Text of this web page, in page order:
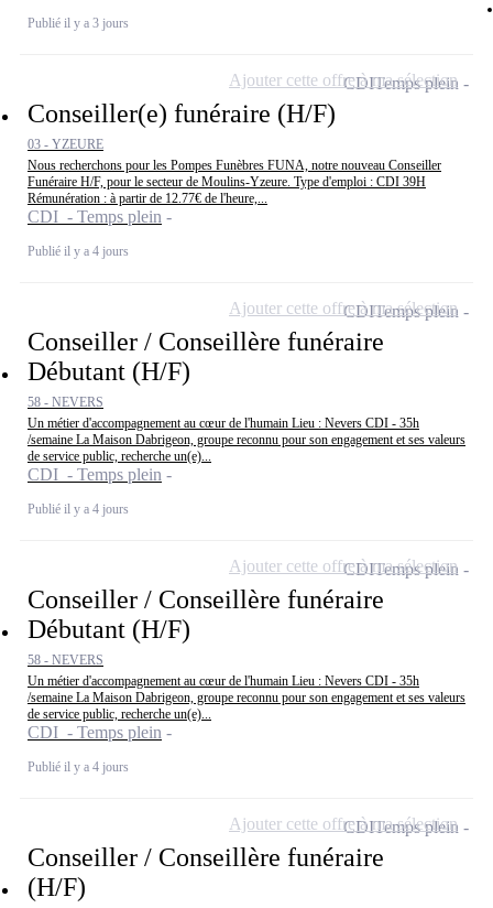
Publié il y a 3 jours
Conseiller(e) funéraire (H/F)
03 - YZEURE
Nous recherchons pour les Pompes Funèbres FUNA, notre nouveau Conseiller
Funéraire H/F, pour le secteur de Moulins-Yzeure. Type d'emploi : CDI 39H
Rémunération : à partir de 12.77€ de l'heure,...
CDI - Temps plein
Publié il y a 4 jours
CDITemps plein
Ajouter cette offre à ma sélection
Conseiller / Conseillère funéraire
Débutant (H/F)
58 - NEVERS
Un métier d'accompagnement au cœur de l'humain Lieu : Nevers CDI - 35h
/semaine La Maison Dabrigeon, groupe reconnu pour son engagement et ses valeurs
de service public, recherche un(e)...
CDI - Temps plein
Publié il y a 4 jours
CDITemps plein
Ajouter cette offre à ma sélection
Conseiller / Conseillère funéraire
Débutant (H/F)
58 - NEVERS
Un métier d'accompagnement au cœur de l'humain Lieu : Nevers CDI - 35h
/semaine La Maison Dabrigeon, groupe reconnu pour son engagement et ses valeurs
de service public, recherche un(e)...
CDI - Temps plein
Publié il y a 4 jours
CDITemps plein
Ajouter cette offre à ma sélection
Conseiller / Conseillère funéraire
(H/F)
CDITemps plein
Ajouter cette offre à ma sélection